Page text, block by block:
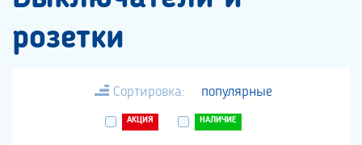
розетки
Сортировка: популярные
АКЦИЯ НАЛИЧИЕ